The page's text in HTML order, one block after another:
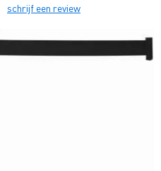
schrijf een review